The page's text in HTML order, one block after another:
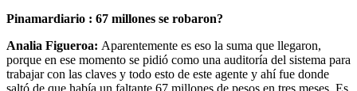
Pinamardiario : 67 millones se robaron?
Analia Figueroa: Aparentemente es eso la suma que llegaron,
porque en ese momento se pidió como una auditoría del sistema para
trabajar con las claves y todo esto de este agente y ahí fue donde